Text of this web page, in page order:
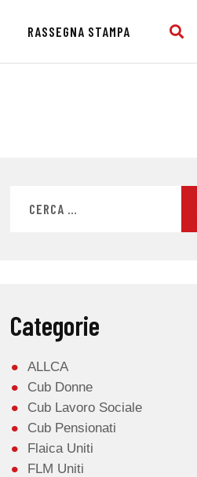
RASSEGNA STAMPA
Categorie
ALLCA
Cub Donne
Cub Lavoro Sociale
Cub Pensionati
Flaica Uniti
FLM Uniti